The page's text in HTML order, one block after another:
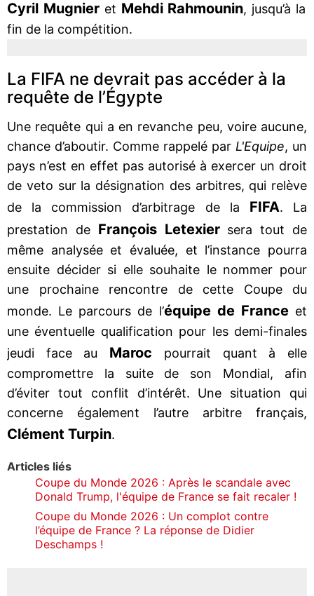
Cyril Mugnieret Mehdi Rahmounin, jusqu’à la
fin de la compétition.
La FIFA ne devrait pas accéder à la
requête de l’Égypte
Une requête qui a en revanche peu, voire aucune,
chance d’aboutir. Comme rappelé par L'Equipe, un
pays n’est en effet pas autorisé à exercer un droit
de veto sur la désignation des arbitres, qui relève
de la commission d’arbitrage de la FIFA. La
prestation de François Letexiersera tout de
même analysée et évaluée, et l’instance pourra
ensuite décider si elle souhaite le nommer pour
une prochaine rencontre de cette Coupe du
monde. Le parcours de l’équipe de Franceet
une éventuelle qualification pour les demi-finales
jeudi face au Maroc
pourrait quant à elle
compromettre la suite de son Mondial, afin
d’éviter tout conflit d’intérêt. Une situation qui
concerne également l’autre arbitre français,
Clément Turpin.
Articles liés
Coupe du Monde 2026 : Après le scandale avec
Donald Trump, l'équipe de France se fait recaler !
Coupe du Monde 2026 : Un complot contre
l’équipe de France ? La réponse de Didier
Deschamps !